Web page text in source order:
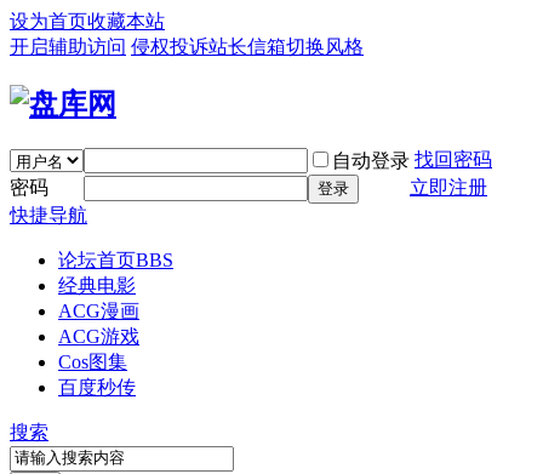
设为首页收藏本站
开启辅助访问 侵权投诉站长信箱切换风格
自动登录 找回密码
密码
登录
立即注册
快捷导航
论坛首页BBS
经典电影
ACG漫画
ACG游戏
Cos图集
百度秒传
搜索